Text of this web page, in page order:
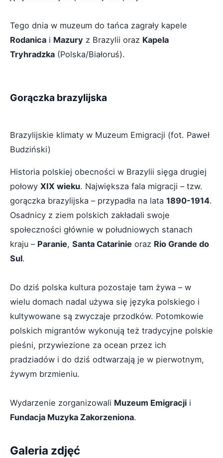
Tego dnia w muzeum do tańca zagrały kapele
Rodanica i Mazury z Brazylii oraz Kapela
Tryhradzka (Polska/Białoruś).
Gorączka brazylijska
Brazylijskie klimaty w Muzeum Emigracji (fot. Paweł
Budziński)
Historia polskiej obecności w Brazylii sięga drugiej
połowy XIX wieku. Największa fala migracji – tzw.
gorączka brazylijska – przypadła na lata 1890-1914.
Osadnicy z ziem polskich zakładali swoje
społeczności głównie w południowych stanach
kraju – Paranie, Santa Catarinie oraz Rio Grande do
Sul.
Do dziś polska kultura pozostaje tam żywa – w
wielu domach nadal używa się języka polskiego i
kultywowane są zwyczaje przodków. Potomkowie
polskich migrantów wykonują też tradycyjne polskie
pieśni, przywiezione za ocean przez ich
pradziadów i do dziś odtwarzają je w pierwotnym,
żywym brzmieniu.
Wydarzenie zorganizowali Muzeum Emigracji i
Fundacja Muzyka Zakorzeniona.
Galeria zdjęć